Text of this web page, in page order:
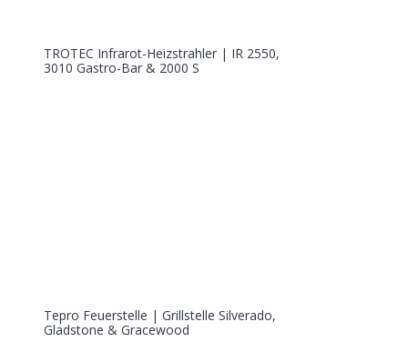
TROTEC Infrarot-Heizstrahler | IR 2550,
3010 Gastro-Bar & 2000 S
Tepro Feuerstelle | Grillstelle Silverado,
Gladstone & Gracewood